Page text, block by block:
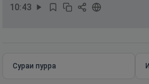
10:43
Сураи пурра